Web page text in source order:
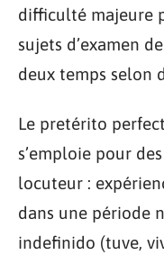
difficulté majeure
sujets d’examen
deux temps selon
Le pretérito
s’emploie pour
locuteur :
dans une période
indefinido (tuve,